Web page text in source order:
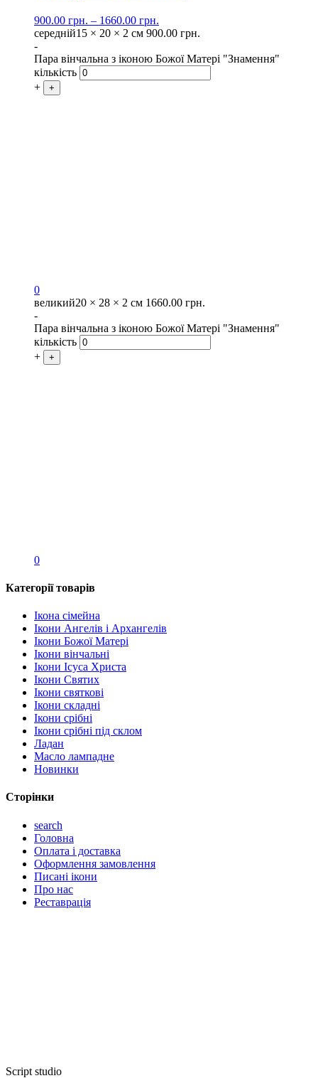
900.00 грн. – 1660.00 грн.
середній15 × 20 × 2 см 900.00 грн.
-
Пара вінчальна з іконою Божої Матері "Знамення"
кількість
+
+
0
великий20 × 28 × 2 см 1660.00 грн.
-
Пара вінчальна з іконою Божої Матері "Знамення"
кількість
+
+
0
Категорії товарів
Ікона сімейна
Ікони Ангелів і Архангелів
Ікони Божої Матері
Ікони вінчальні
Ікони Ісуса Христа
Ікони Святих
Ікони святкові
Ікони складні
Ікони срібні
Ікони срібні під склом
Ладан
Масло лампадне
Новинки
Сторінки
search
Головна
Оплата і доставка
Оформлення замовлення
Писані ікони
Про нас
Реставрація
Script studio